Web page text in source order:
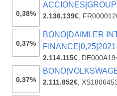
0,38% 2.136.139€,
0,37%
BONO|DAIMLER
2.114.115€,
0,37% 2.111.852€,